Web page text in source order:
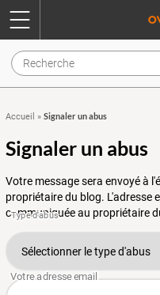
Accueil » Signaler un abus
Signaler un abus
Votre message sera envoyé à
propriétaire du blog. L'adresse
communiquée au propriétaire